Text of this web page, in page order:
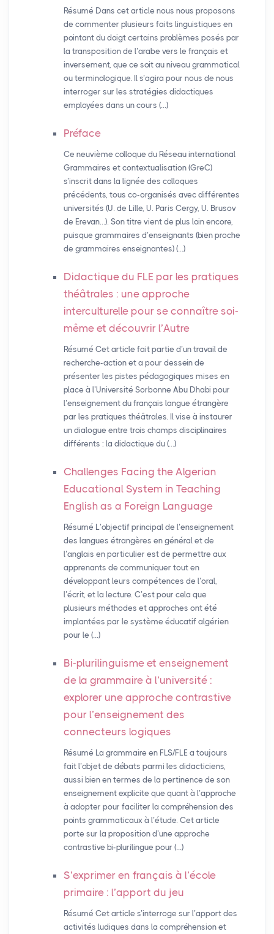
Résumé Dans cet article nous nous proposons
de commenter plusieurs faits linguistiques en
pointant du doigt certains problèmes posés par
la transposition de l’arabe vers le français et
inversement, que ce soit au niveau grammatical
ou terminologique. Il s’agira pour nous de nous
interroger sur les stratégies didactiques
employées dans un cours (…)
Préface
Ce neuvième colloque du Réseau international
Grammaires et contextualisation (GreC)
s’inscrit dans la lignée des colloques
précédents, tous co-organisés avec différentes
universités (U. de Lille, U. Paris Cergy, U. Brusov
de Erevan…). Son titre vient de plus loin encore,
puisque grammaires d’enseignants (bien proche
de grammaires enseignantes) (…)
Didactique du FLE par les pratiques
théâtrales : une approche
interculturelle pour se connaître soi-
même et découvrir l’Autre
Résumé Cet article fait partie d’un travail de
recherche-action et a pour dessein de
présenter les pistes pédagogiques mises en
place à l’Université Sorbonne Abu Dhabi pour
l’enseignement du français langue étrangère
par les pratiques théâtrales. Il vise à instaurer
un dialogue entre trois champs disciplinaires
différents : la didactique du (…)
Challenges Facing the Algerian
Educational System in Teaching
English as a Foreign Language
Résumé L’objectif principal de l’enseignement
des langues étrangères en général et de
l’anglais en particulier est de permettre aux
apprenants de communiquer tout en
développant leurs compétences de l’oral,
l’écrit, et la lecture. C’est pour cela que
plusieurs méthodes et approches ont été
implantées par le système éducatif algérien
pour le (…)
Bi-plurilinguisme et enseignement
de la grammaire à l’université :
explorer une approche contrastive
pour l’enseignement des
connecteurs logiques
Résumé La grammaire en FLS/FLE a toujours
fait l’objet de débats parmi les didacticiens,
aussi bien en termes de la pertinence de son
enseignement explicite que quant à l’approche
à adopter pour faciliter la compréhension des
points grammaticaux à l’étude. Cet article
porte sur la proposition d’une approche
contrastive bi-plurilingue pour (…)
S’exprimer en français à l’école
primaire : l’apport du jeu
Résumé Cet article s’interroge sur l’apport des
activités ludiques dans la compréhension et